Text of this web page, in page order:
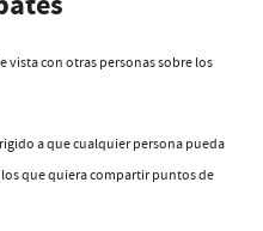
vista con otras personas sobre los
a que cualquier persona pueda
que quiera compartir puntos de